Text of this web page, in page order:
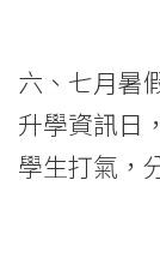
六、七月暑
升學資訊日
學生打氣，